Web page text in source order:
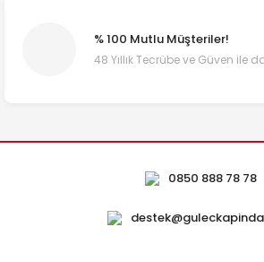
% 100 Mutlu Müşteriler!
48 Yıllık Tecrübe ve Güven ile
0850 888 78 78